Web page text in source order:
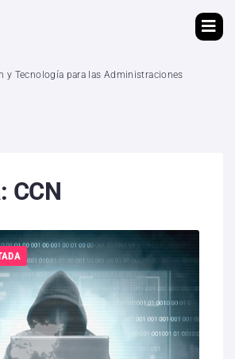
y Tecnología para las Administraciones
CCN